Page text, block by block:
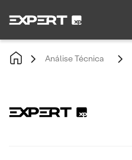
Análise Técnica